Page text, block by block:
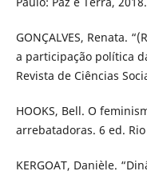
GONÇALVES, Renata.
a participação política
Revista de Ciências
HOOKS, Bell. O
arrebatadoras. 6 ed.
KERGOAT, Danièle.